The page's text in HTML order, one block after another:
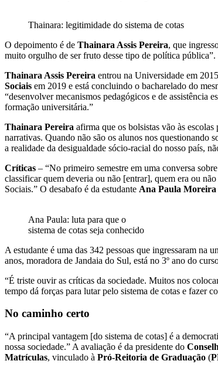
Thainara: legitimidade do sistema de cotas
O depoimento é de Thainara Assis Pereira, que
muito orgulho de ser fruto desse tipo de política pública”.
Thainara Assis Pereira entrou na Universidade em
Sociais em 2019 e está concluindo o bacharelado do
“desenvolver mecanismos pedagógicos e de assistência
formação universitária.”
Thainara Pereira afirma que os bolsistas vão às
narrativas. Quando não são os alunos nos questionando
a realidade da desigualdade sócio-racial do nosso país,
Críticas – “No primeiro semestre em uma conversa
classificar quem deveria ou não [entrar], quem era ou
Sociais.” O desabafo é da estudante Ana Paula Moreira
Ana Paula: luta para que o
sistema de cotas seja conhecido
A estudante é uma das 342 pessoas que ingressaram
anos, moradora de Jandaia do Sul, está no 3º ano do
“É triste ouvir as críticas da sociedade. Muitos nos
tempo dá forças para lutar pelo sistema de cotas e fazer
No caminho certo
“A principal vantagem [do sistema de cotas] é a
nossa sociedade.” A avaliação é da presidente do
Matrículas, vinculado à Pró-Reitoria de Graduação (